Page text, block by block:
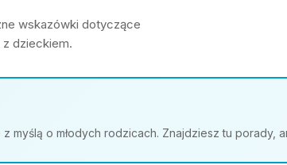
wskazówki dotyczące
dzieckiem.
myślą o młodych rodzicach. Znajdziesz tu porady,